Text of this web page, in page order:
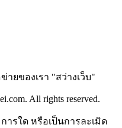
ายของเรา "สว่างเว็บ"
All rights reserved.
รใด หรือเป็นการละเมิด